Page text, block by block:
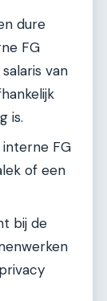
dure
FG
van
is.
FG
of een
bij de